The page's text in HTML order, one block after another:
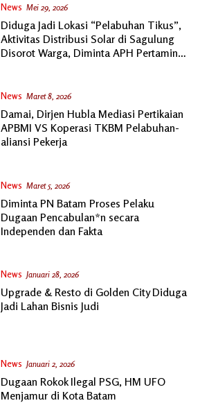
News Mei 29, 2026
Diduga Jadi Lokasi “Pelabuhan Tikus”,
Aktivitas Distribusi Solar di Sagulung
Disorot Warga, Diminta APH Pertamina
News Maret 8, 2026
Damai, Dirjen Hubla Mediasi Pertikaian
APBMI VS Koperasi TKBM Pelabuhan-
aliansi Pekerja
News Maret 5, 2026
Diminta PN Batam Proses Pelaku
Dugaan Pencabulan*n secara
Independen dan Fakta
News Januari 28, 2026
Upgrade & Resto di Golden City Diduga
Jadi Lahan Bisnis Judi
News Januari 2, 2026
Dugaan Rokok Ilegal PSG, HM UFO
Menjamur di Kota Batam